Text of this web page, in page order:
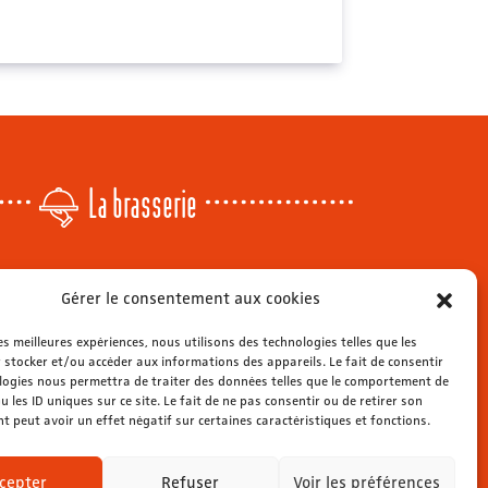
Gérer le consentement aux cookies
meilleures expériences, nous utilisons des technologies telles que les
stocker et/ou accéder aux informations des appareils. Le fait de consentir
nous permettra de traiter des données telles que le comportement de
les ID uniques sur ce site. Le fait de ne pas consentir ou de retirer son
peut avoir un effet négatif sur certaines caractéristiques et fonctions.
Refuser Voir les préférences
La brasserie
Mardi & mercredi: 11h - 00h30
Jeudi: 11h - 1h
Vendredi & samedi: 11h - 1h30
Dimanche: 11h - 00h